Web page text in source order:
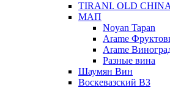
TIRANI. OLD
МАП
Noyan Tapan
Arame
Arame
Разные вина
Шаумян Вин
Воскевазский ВЗ